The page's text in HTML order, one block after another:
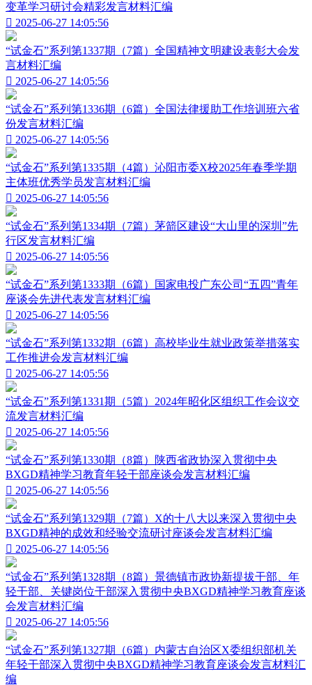
变革学习研讨会精彩发言材料汇编
 2025-06-27 14:05:56
“试金石”系列第1337期（7篇）全国精神文明建设表彰大会发
言材料汇编
 2025-06-27 14:05:56
“试金石”系列第1336期（6篇）全国法律援助工作培训班六省
份发言材料汇编
 2025-06-27 14:05:56
“试金石”系列第1335期（4篇）沁阳市委X校2025年春季学期
主体班优秀学员发言材料汇编
 2025-06-27 14:05:56
“试金石”系列第1334期（7篇）茅箭区建设“大山里的深圳”先
行区发言材料汇编
 2025-06-27 14:05:56
“试金石”系列第1333期（6篇）国家电投广东公司“五四”青年
座谈会先进代表发言材料汇编
 2025-06-27 14:05:56
“试金石”系列第1332期（6篇）高校毕业生就业政策举措落实
工作推进会发言材料汇编
 2025-06-27 14:05:56
“试金石”系列第1331期（5篇）2024年昭化区组织工作会议交
流发言材料汇编
 2025-06-27 14:05:56
“试金石”系列第1330期（8篇）陕西省政协深入贯彻中央
BXGD精神学习教育年轻干部座谈会发言材料汇编
 2025-06-27 14:05:56
“试金石”系列第1329期（7篇）X的十八大以来深入贯彻中央
BXGD精神的成效和经验交流研讨座谈会发言材料汇编
 2025-06-27 14:05:56
“试金石”系列第1328期（8篇）景德镇市政协新提拔干部、年
轻干部、关键岗位干部深入贯彻中央BXGD精神学习教育座谈
会发言材料汇编
 2025-06-27 14:05:56
“试金石”系列第1327期（6篇）内蒙古自治区X委组织部机关
年轻干部深入贯彻中央BXGD精神学习教育座谈会发言材料汇
编